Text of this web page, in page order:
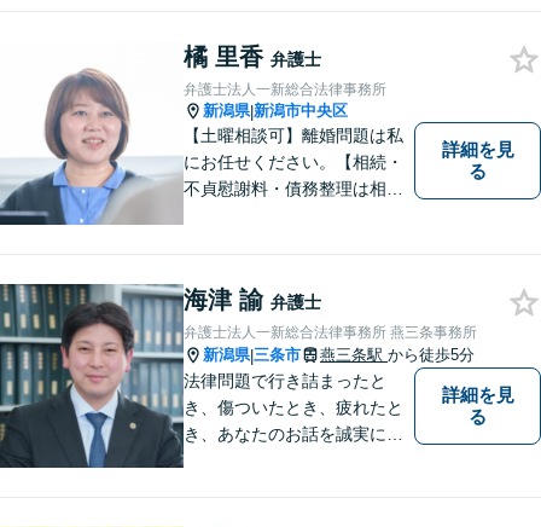
理・労災・不貞慰謝料は相談
料初回無料】【土曜相談可】
橘 里香 弁護士
弁護士法人一新総合法律事務所
新潟県|新潟市中央区
【土曜相談可】離婚問題は私
にお任せください。【相続・
不貞慰謝料・債務整理は相談
く）】
詳細を見
る
海津 諭 弁護士
弁護士法人一新総合法律事務所 燕三条事務所
新潟県|三条市 燕三条駅 から徒歩5分
法律問題で行き詰まったと
き、傷ついたとき、疲れたと
き、あなたのお話を誠実にお
詳細を見
る